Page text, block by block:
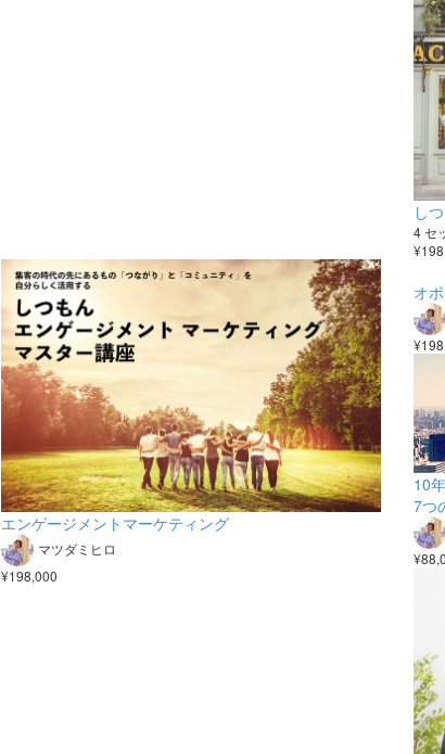
し
4 セ
エンゲージメントマーケティング
マツダミヒロ
¥198,000
オ
10
7つ